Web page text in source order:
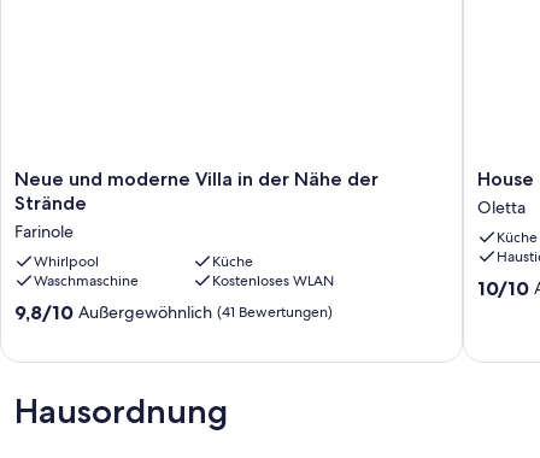
Neue
und
Villa
in
der
Nähe
der
Neue und moderne Villa in der Nähe der
Strände
Farinole
Whirlpool
Küche
Waschmaschine
Kostenloses WLAN
9.8
(41
Bewertungen)
9,8/10 Außergewöhnlich (41 Bewertungen)
House
near
st
Florent
Oletta
Oletta
Küche
10.0
10/10
Hausordnung